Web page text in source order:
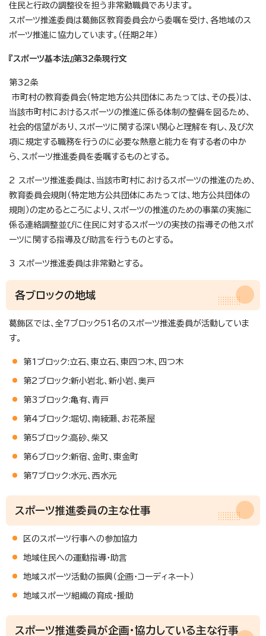
住民と行政の調整役を担う非常勤職員であります。
スポーツ推進委員は葛飾区教育委員会から委嘱を受け、各地域のス
ポーツ推進に協力しています。（任期2年）
『スポーツ基本法』第32条現行文
第32条
市町村の教育委員会（特定地方公共団体にあたっては、その長）は、
当該市町村におけるスポーツの推進に係る体制の整備を図るため、
社会的信望があり、スポーツに関する深い関心と理解を有し、及び次
項に規定する職務を行うのに必要な熱意と能力を有する者の中か
ら、スポーツ推進委員を委嘱するものとする。
2 スポーツ推進委員は、当該市町村におけるスポーツの推進のため、
教育委員会規則（特定地方公共団体にあたっては、地方公共団体の
規則）の定めるところにより、スポーツの推進のための事業の実施に
係る連絡調整並びに住民に対するスポーツの実技の指導その他スポ
ーツに関する指導及び助言を行うものとする。
3 スポーツ推進委員は非常勤とする。
各ブロックの地域
葛飾区では、全7ブロック51名のスポーツ推進委員が活動していま
す。
第1ブロック:立石、東立石、東四つ木、四つ木
第2ブロック:新小岩北、新小岩、奥戸
第3ブロック:亀有、青戸
第4ブロック:堀切、南綾瀬、お花茶屋
第5ブロック:高砂、柴又
第6ブロック:新宿、金町、東金町
第7ブロック:水元、西水元
スポーツ推進委員の主な仕事
区のスポーツ行事への参加協力
地域住民への運動指導・助言
地域スポーツ活動の振興（企画・コーディネート）
地域スポーツ組織の育成・援助
スポーツ推進委員が企画・協力している主な行事